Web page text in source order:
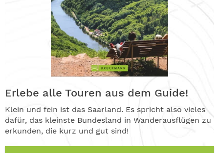
Erlebe alle Touren aus dem Guide!
Klein und fein ist das Saarland. Es spricht also vieles
dafür, das kleinste Bundesland in Wanderausflügen zu
erkunden, die kurz und gut sind!